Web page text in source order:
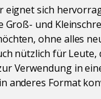
eignet sich
Groß- und
ohne alles
nützlich für
Verwendung in
anderes Format